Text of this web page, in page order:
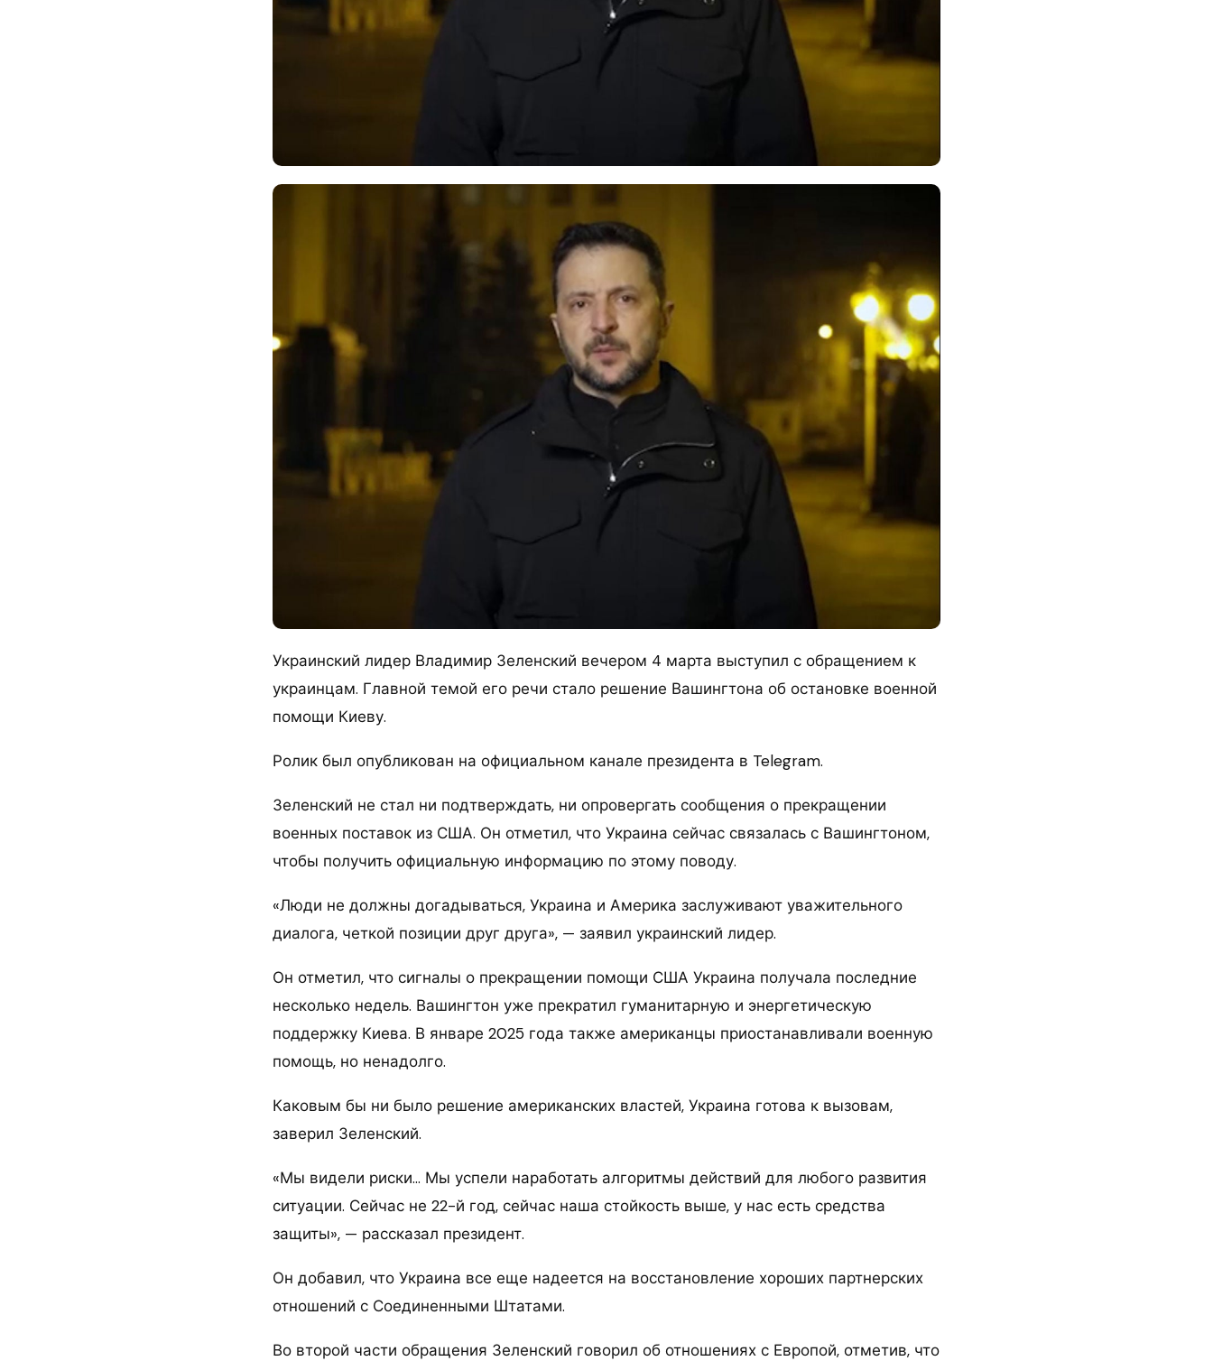
Украинский лидер Владимир Зеленский вечером 4 марта выступил с обращением к
украинцам. Главной темой его речи стало решение Вашингтона об остановке военной
помощи Киеву.
Ролик был опубликован на официальном канале президента в Telegram.
Зеленский не стал ни подтверждать, ни опровергать сообщения о прекращении
военных поставок из США. Он отметил, что Украина сейчас связалась с Вашингтоном,
чтобы получить официальную информацию по этому поводу.
«Люди не должны догадываться, Украина и Америка заслуживают уважительного
диалога, четкой позиции друг друга», — заявил украинский лидер.
Он отметил, что сигналы о прекращении помощи США Украина получала последние
несколько недель. Вашингтон уже прекратил гуманитарную и энергетическую
поддержку Киева. В январе 2025 года также американцы приостанавливали военную
помощь, но ненадолго.
Каковым бы ни было решение американских властей, Украина готова к вызовам,
заверил Зеленский.
«Мы видели риски… Мы успели наработать алгоритмы действий для любого развития
ситуации. Сейчас не 22-й год, сейчас наша стойкость выше, у нас есть средства
защиты», — рассказал президент.
Он добавил, что Украина все еще надеется на восстановление хороших партнерских
отношений с Соединенными Штатами.
Во второй части обращения Зеленский говорил об отношениях с Европой, отметив, что